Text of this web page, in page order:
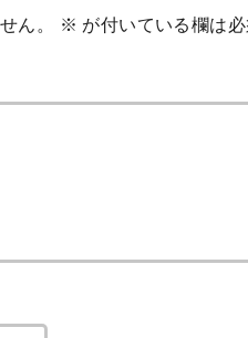
ん。 ※ が付いている欄は